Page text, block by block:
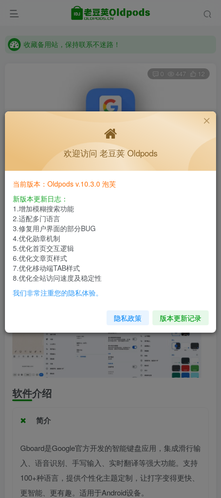
老豆荚 Oldpods版本：v10.3.0 泡芙
老豆荚 Oldpods版本：v10.3.0 泡芙
软件下载 分类 64位 正文
0 447 12
福禄
4个月前更新
软件信息
兼容版本:安卓8.0+
安装包大小:41.6MB
软件截图
软件介绍
简介
Gboard是Google官方开发的智能键盘应用，集成滑行输
入、语音识别、手写输入、实时翻译等强大功能。支持
100+种语言，提供个性化主题定制，让打字变得更快、
更智能、更有趣。适用于Android设备。
欢迎访问 老豆荚 Oldpods
当前版本：Oldpods v.10.3.0 泡芙
新版本更新日志：
1.增加模糊搜索功能
2.适配多门语言
3.修复用户界面的部分BUG
4.优化勋章机制
5.优化首页交互逻辑
6.优化文章页样式
7.优化移动端TAB样式
8.优化全站访问速度及稳定性
我们非常注重您的隐私体验。
隐私政策 版本更新记录